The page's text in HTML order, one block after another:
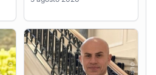
Giuseppe Saba
5 agosto 2026